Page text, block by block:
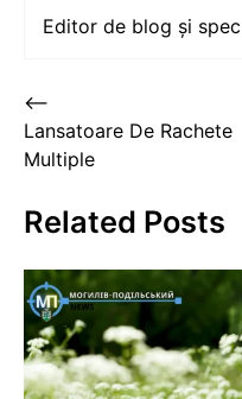
Editor de blog și
Post
navigation
⟵
Lansatoare De Rachete
Multiple
Related Posts